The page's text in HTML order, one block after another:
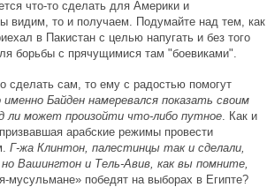
что-то сделать для Америки и
видим, то и получаем. Подумайте над тем, как
в Пакистан с целью напугать и без того
борьбы с прячущимися там "боевиками".
сделать сам, то ему с радостью помогут
Байден намеревался показать своим
ли может произойти что-либо путное. Как и
арабские режимы провести
Г-жа Клинтон, палестинцы так и сделали,
Вашингтон и Тель-Авив, как вы помните,
мусульмане» победят на выборах в Египте?